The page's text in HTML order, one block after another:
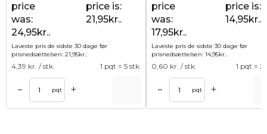
price
was:
24,95kr..
price is:
21,95kr..
Laveste pris de sidste 30 dage før
prisnedsættelsen: 21,95kr..
4,39 kr. / stk. 1 pqt = 5 stk.
– pqt +
price
was:
17,95kr..
price is:
14,95kr..
Laveste pris de sidste 30 dage før
prisnedsættelsen: 14,95kr..
0,60 kr. / stk. 1 pqt =
– pqt +